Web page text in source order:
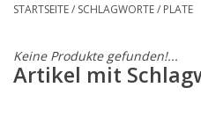
Rohstoffe & Präsentation
STARTSEITE/ SCHLAGWORTE/ PLATE
Keine Produkte gefunden!...
Artikel mit